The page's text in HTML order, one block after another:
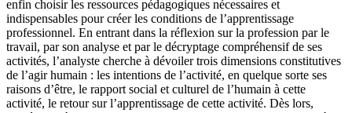
enfin choisir les ressources pédagogiques nécessaires et
indispensables pour créer les conditions de l’apprentissage
professionnel. En entrant dans la réflexion sur la profession par le
travail, par son analyse et par le décryptage compréhensif de ses
activités, l’analyste cherche à dévoiler trois dimensions constitutives
de l’agir humain : les intentions de l’activité, en quelque sorte ses
raisons d’être, le rapport social et culturel de l’humain à cette
activité, le retour sur l’apprentissage de cette activité. Dès lors,